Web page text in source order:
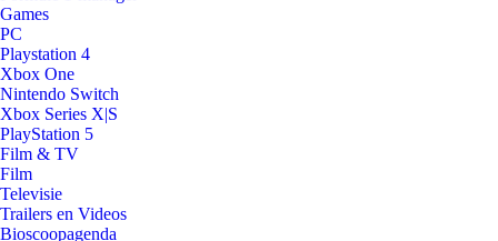
Games
PC
Playstation 4
Xbox One
Nintendo Switch
Xbox Series X|S
PlayStation 5
Film & TV
Film
Televisie
Trailers en Videos
Bioscoopagenda